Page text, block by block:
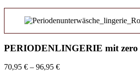
PERIODENLINGERIE mit zero
70,95 € – 96,95 €